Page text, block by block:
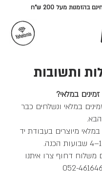
בהזמנות מעל 200 ש"ח
ותשובות
במלאי?
במלאי ונשלחים כבר
מיוצרים בעבודת יד
משלוח דחוף צרו איתנו
052-